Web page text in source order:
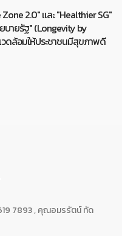
2.0" และ "Healthier SG"
บายรัฐ" (Longevity by
วดล้อมให้ประชาชนมีสุขภาพดี
7893 , คุณอมรรัตน์ ทัด